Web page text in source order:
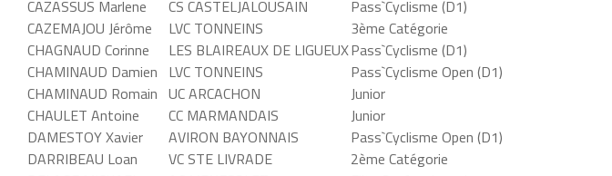
CAZASSUS Marlene
CS CASTELJALOUSAIN
Pass`Cyclisme (D1)
CAZEMAJOU Jérôme
LVC TONNEINS
3ème Catégorie
CHAGNAUD Corinne
LES BLAIREAUX DE LIGUEUXPass`Cyclisme (D1)
CHAMINAUD Damien LVC TONNEINS
Pass`Cyclisme Open (D1)
CHAMINAUD Romain UC ARCACHON
Junior
CHAULET Antoine
CC MARMANDAIS
Junior
DAMESTOY Xavier
AVIRON BAYONNAIS
Pass`Cyclisme Open (D1)
DARRIBEAU Loan
VC STE LIVRADE
2ème Catégorie